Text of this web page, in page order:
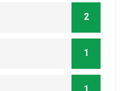
2
1